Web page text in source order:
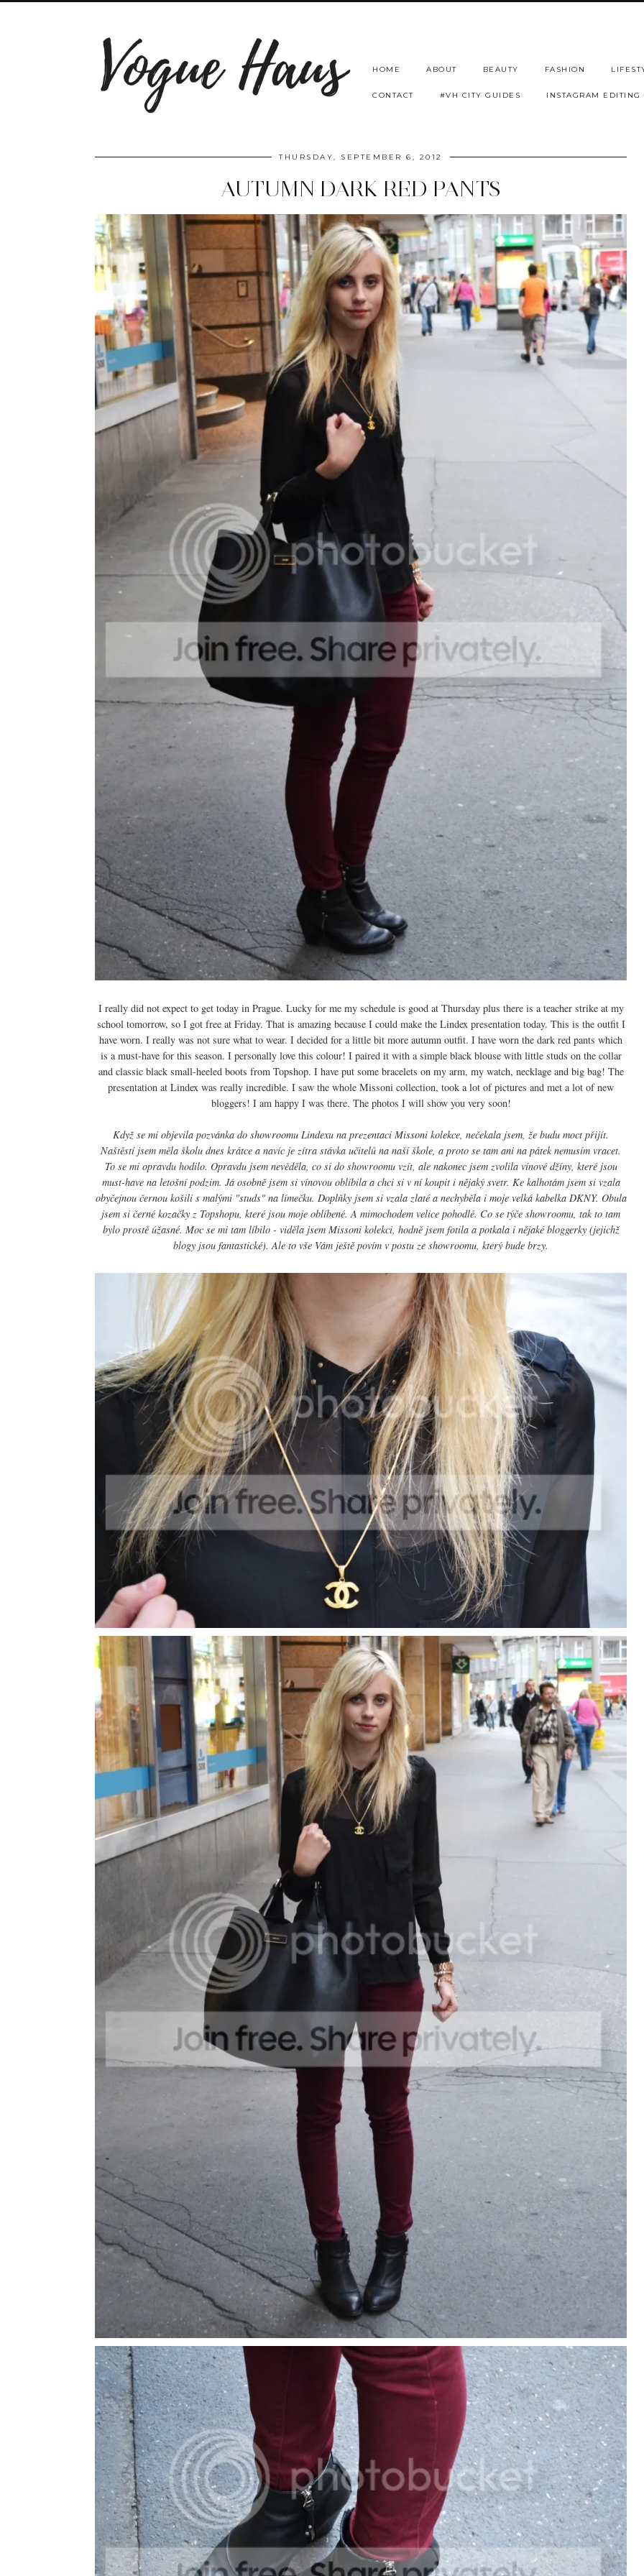
HOME ABOUT BEAUTY FASHION
CONTACT #VH CITY GUIDES INSTAGRAM EDITING
THURSDAY, SEPTEMBER 6, 2012
AUTUMN DARK RED PANTS
I really did not expect to get today in Prague. Lucky for me my schedule is good at Thursday plus there is a teacher strike at my
school tomorrow, so I got free at Friday. That is amazing because I could make the Lindex presentation today. This is the outfit I
have worn. I really was not sure what to wear. I decided for a little bit more autumn outfit. I have worn the dark red pants which
is a must-have for this season. I personally love this colour! I paired it with a simple black blouse with little studs on the collar
and classic black small-heeled boots from Topshop. I have put some bracelets on my arm, my watch, necklage and big bag! The
presentation at Lindex was really incredible. I saw the whole Missoni collection, took a lot of pictures and met a lot of new
bloggers! I am happy I was there. The photos I will show you very soon!
Když se mi objevila pozvánka do showroomu Lindexu na prezentaci Missoni kolekce, nečekala jsem, že budu moct přijít.
Naštěstí jsem měla školu dnes krátce a navíc je zítra stávka učitelů na naší škole, a proto se tam ani na pátek nemusím vracet.
To se mi opravdu hodilo. Opravdu jsem nevěděla, co si do showroomu vzít, ale nakonec jsem zvolila vínové džíny, které jsou
must-have na letošní podzim. Já osobně jsem si vínovou oblíbila a chci si v ní koupit i nějaký svetr. Ke kalhotám jsem si vzala
obyčejnou černou košili s malými "studs" na límečku. Doplňky jsem si vzala zlaté a nechyběla i moje velká kabelka DKNY. Obula
jsem si černé kozačky z Topshopu, které jsou moje oblíbené. A mimochodem velice pohodlé. Co se týče showroomu, tak to tam
bylo prostě úžasné. Moc se mi tam líbilo - viděla jsem Missoni kolekci, hodně jsem fotila a potkala i nějaké bloggerky (jejichž
blogy jsou fantastické). Ale to vše Vám ještě povím v postu ze showroomu, který bude brzy.